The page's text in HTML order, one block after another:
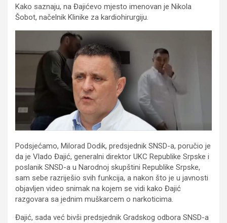
Kako saznaju, na Đajićevo mjesto imenovan je Nikola
Šobot, načelnik Klinike za kardiohirurgiju.
Podsjećamo, Milorad Dodik, predsjednik SNSD-a, poručio je
da je Vlado Đajić, generalni direktor UKC Republike Srpske i
poslanik SNSD-a u Narodnoj skupštini Republike Srpske,
sam sebe razriješio svih funkcija, a nakon što je u javnosti
objavljen video snimak na kojem se vidi kako Đajić
razgovara sa jednim muškarcem o narkoticima.
Đajić, sada već bivši predsjednik Gradskog odbora SNSD-a